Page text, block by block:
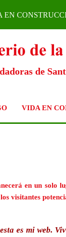
de
VIDA EN
en un
visitantes
es mi web.
EN